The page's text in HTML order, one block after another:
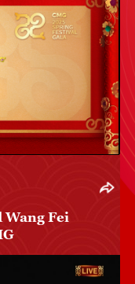
Fei